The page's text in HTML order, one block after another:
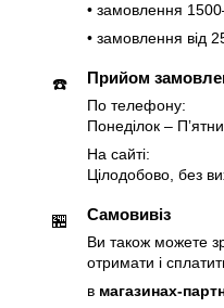
• замовлення
• замовлення від
☎️ Прийом
По телефону:
Понеділок –
На сайті:
Цілодобово, без
🏪 Самовивіз
Ви також можете
отримати і
в магазинах-